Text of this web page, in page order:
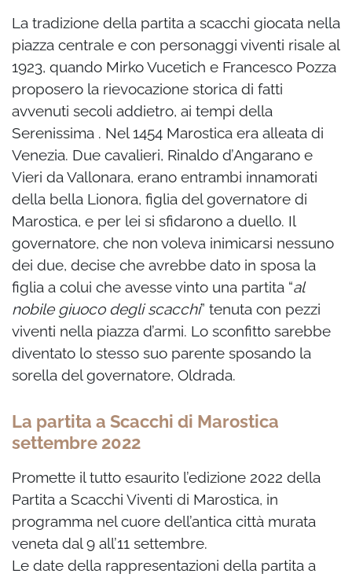
La tradizione della partita a scacchi giocata nella
piazza centrale e con personaggi viventi risale al
1923, quando Mirko Vucetich e Francesco Pozza
proposero la rievocazione storica di fatti
avvenuti secoli addietro, ai tempi della
Serenissima . Nel 1454 Marostica era alleata di
Venezia. Due cavalieri, Rinaldo d’Angarano e
Vieri da Vallonara, erano entrambi innamorati
della bella Lionora, figlia del governatore di
Marostica, e per lei si sfidarono a duello. Il
governatore, che non voleva inimicarsi nessuno
dei due, decise che avrebbe dato in sposa la
figlia a colui che avesse vinto una partita “al
nobile giuoco degli scacchi” tenuta con pezzi
viventi nella piazza d’armi. Lo sconfitto sarebbe
diventato lo stesso suo parente sposando la
sorella del governatore, Oldrada.
La partita a Scacchi di Marostica
settembre 2022
Promette il tutto esaurito l’edizione 2022 della
Partita a Scacchi Viventi di Marostica, in
programma nel cuore dell’antica città murata
veneta dal 9 all’11 settembre.
Le date della rappresentazioni della partita a